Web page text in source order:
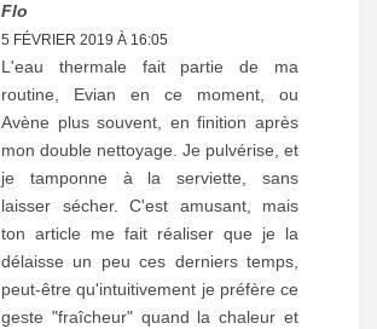
Flo
5 FÉVRIER 2019 À 16:05
L'eau thermale fait partie de ma
routine, Evian en ce moment, ou
Avène plus souvent, en finition après
mon double nettoyage. Je pulvérise, et
je tamponne à la serviette, sans
laisser sécher. C'est amusant, mais
ton article me fait réaliser que je la
délaisse un peu ces derniers temps,
peut-être qu'intuitivement je préfère ce
geste "fraîcheur" quand la chaleur et